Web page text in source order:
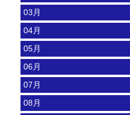
03月
04月
05月
06月
07月
08月